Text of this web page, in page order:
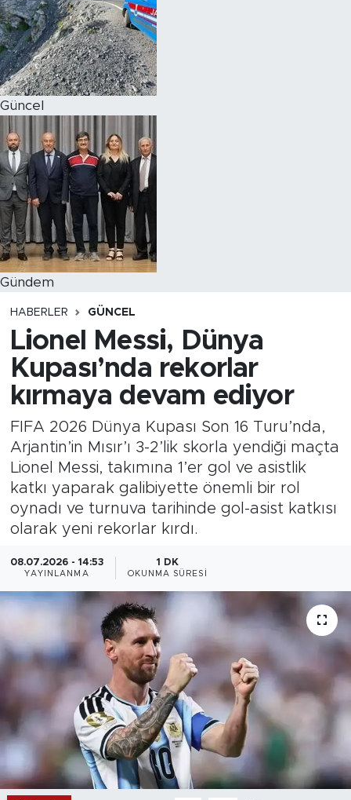
Güncel
Gündem
HABERLER GÜNCEL
Lionel Messi, Dünya
Kupası’nda rekorlar
kırmaya devam ediyor
FIFA 2026 Dünya Kupası Son 16 Turu’nda,
Arjantin’in Mısır’ı 3-2’lik skorla yendiği maçta
Lionel Messi, takımına 1’er gol ve asistlik
katkı yaparak galibiyette önemli bir rol
oynadı ve turnuva tarihinde gol-asist katkısı
olarak yeni rekorlar kırdı.
08.07.2026 - 14:53
YAYINLANMA
1 DK
OKUNMA SÜRESI
Magazin
Özel Haber
Politika
Resmi İlanlar
Sağlık
Spor
Turizm